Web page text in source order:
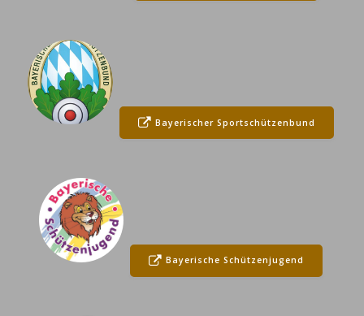
Bayerischer Sportschützenbund
Bayerische Schützenjugend